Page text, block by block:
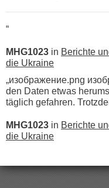
“
MHG1023 in Berichte
die Ukraine
„изображение.png
den Daten etwas
täglich gefahren.
MHG1023 in Berichte
die Ukraine